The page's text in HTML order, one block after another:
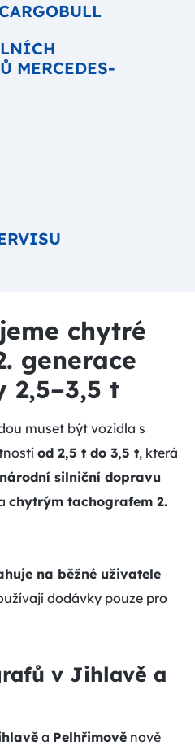
MERCEDES-
chytré
generace
2,5–3,5 t
muset být vozidla s
od 2,5 t do 3,5 t, která
silniční dopravu
chytrým tachografem 2.
na běžné uživatele
dodávky pouze pro
v Jihlavě a
a Pelhřimově nově